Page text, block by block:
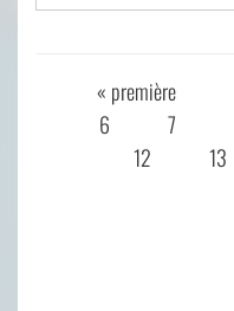
PAGES« première
6
7
12
13